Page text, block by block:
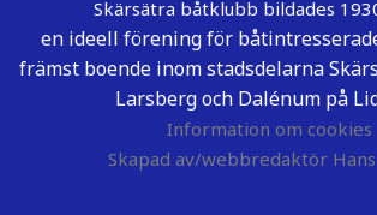
Skärsätra båtklubb bildades
en ideell förening för
främst boende inom stadsdelarna
Larsberg och Dalénum på
Information om cookies
Skapad av/webbredaktör